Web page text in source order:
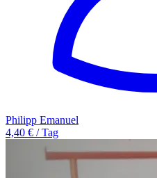
Philipp Emanuel
4,40 € / Tag